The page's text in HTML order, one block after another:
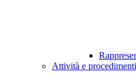
Attività e procedimenti